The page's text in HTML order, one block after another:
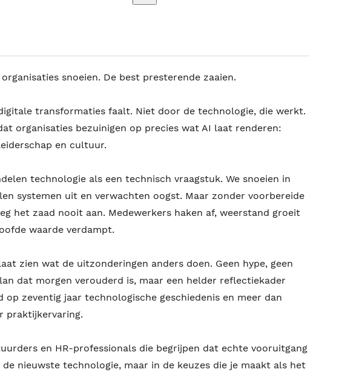
snoeien. De best presterende zaaien.
transformaties faalt. Niet door de technologie, die werkt.
organisaties bezuinigen op precies wat AI laat renderen:
en cultuur.
technologie als een technisch vraagstuk. We snoeien in
systemen uit en verwachten oogst. Maar zonder voorbereide
het zaad nooit aan. Medewerkers haken af, weerstand groeit
waarde verdampt.
zien wat de uitzonderingen anders doen. Geen hype, geen
dat morgen verouderd is, maar een helder reflectiekader
op zeventig jaar technologische geschiedenis en meer dan
praktijkervaring.
en HR-professionals die begrijpen dat echte vooruitgang
nieuwste technologie, maar in de keuzes die je maakt als het